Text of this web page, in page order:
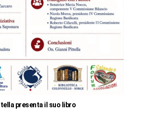
presenta il suo libro